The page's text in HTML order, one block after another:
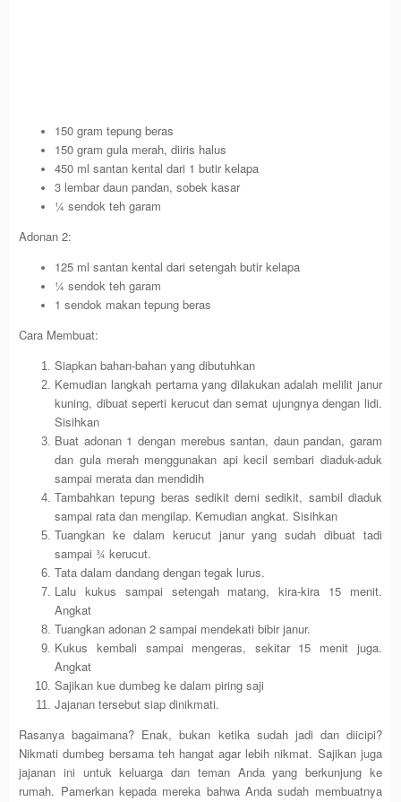
150 gram tepung beras
150 gram gula merah, diiris halus
450 ml santan kental dari 1 butir kelapa
3 lembar daun pandan, sobek kasar
¼ sendok teh garam
Adonan 2:
125 ml santan kental dari setengah butir kelapa
¼ sendok teh garam
1 sendok makan tepung beras
Cara Membuat:
Siapkan bahan-bahan yang dibutuhkan
Kemudian langkah pertama yang dilakukan adalah melilit janur
kuning, dibuat seperti kerucut dan semat ujungnya dengan lidi.
Sisihkan
Buat adonan 1 dengan merebus santan, daun pandan, garam
dan gula merah menggunakan api kecil sembari diaduk-aduk
sampai merata dan mendidih
Tambahkan tepung beras sedikit demi sedikit, sambil diaduk
sampai rata dan mengilap. Kemudian angkat. Sisihkan
Tuangkan ke dalam kerucut janur yang sudah dibuat tadi
sampai ¾ kerucut.
Tata dalam dandang dengan tegak lurus.
Lalu kukus sampai setengah matang, kira-kira 15 menit.
Angkat
Tuangkan adonan 2 sampai mendekati bibir janur.
Kukus kembali sampai mengeras, sekitar 15 menit juga.
Angkat
Sajikan kue dumbeg ke dalam piring saji
Jajanan tersebut siap dinikmati.
Rasanya bagaimana? Enak, bukan ketika sudah jadi dan diicipi?
Nikmati dumbeg bersama teh hangat agar lebih nikmat. Sajikan juga
jajanan ini untuk keluarga dan teman Anda yang berkunjung ke
rumah. Pamerkan kepada mereka bahwa Anda sudah membuatnya